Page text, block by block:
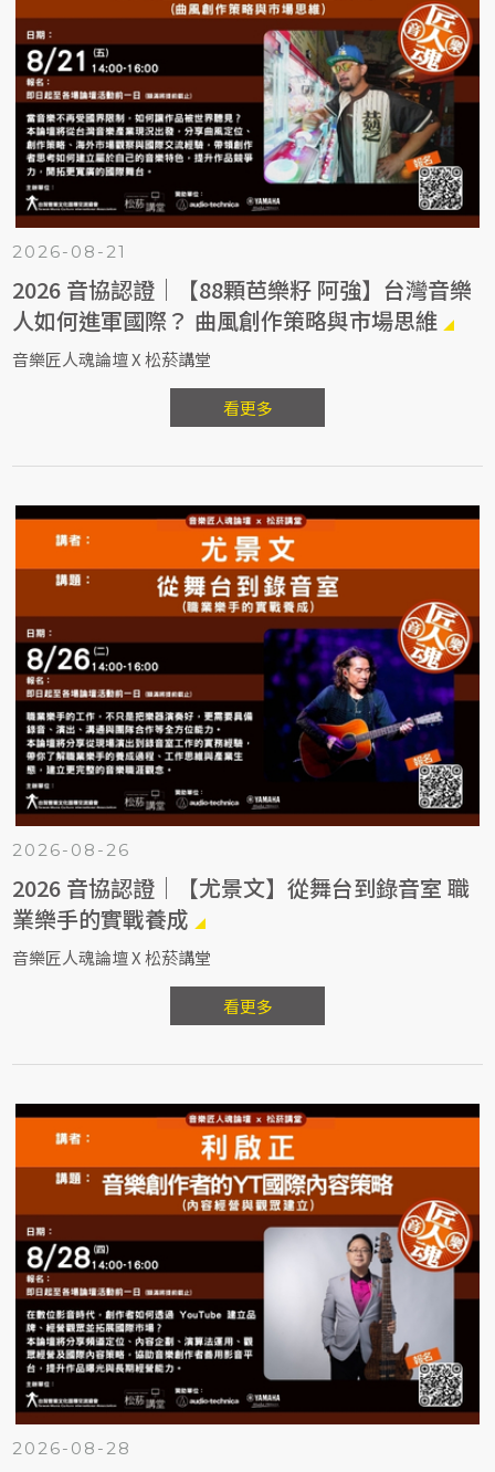
2026-08-21
2026 音協認證｜【88顆芭樂籽 阿強】台灣音樂
人如何進軍國際？ 曲風創作策略與市場思維
音樂匠人魂論壇 X 松菸講堂
看更多
2026-08-26
2026 音協認證｜【尤景文】從舞台到錄音室 職
業樂手的實戰養成
音樂匠人魂論壇 X 松菸講堂
看更多
2026-08-28